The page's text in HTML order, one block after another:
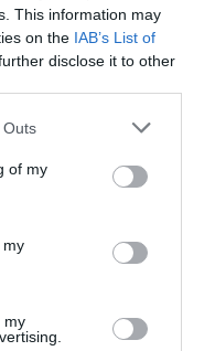
This information may
on the IAB’s List of
disclose it to other
one or more Google
You may click to
its third-party tags to
in below Google
Outs
of my
my
my
Royce-ait